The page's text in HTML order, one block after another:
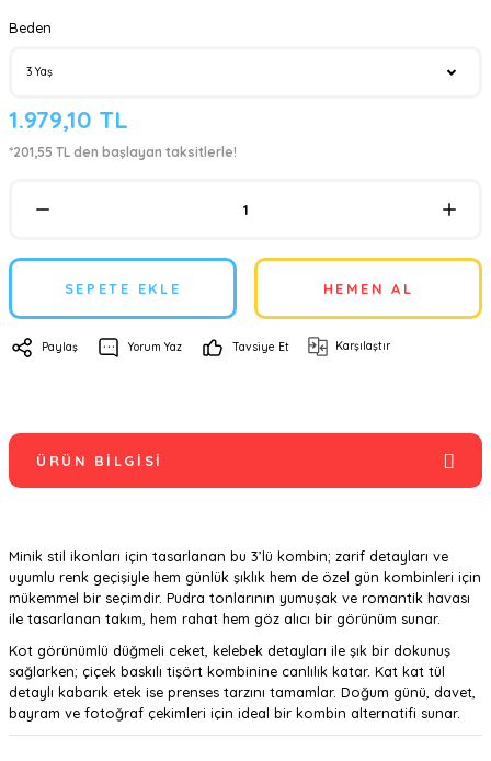
Beden
1.979,10 TL
*201,55 TL den başlayan taksitlerle!
SEPETE EKLE HEMEN AL
Paylaş Yorum Yaz Tavsiye Et Karşılaştır
ÜRÜN BILGISI
Minik stil ikonları için tasarlanan bu 3’lü kombin; zarif detayları ve
uyumlu renk geçişiyle hem günlük şıklık hem de özel gün kombinleri için
mükemmel bir seçimdir. Pudra tonlarının yumuşak ve romantik havası
ile tasarlanan takım, hem rahat hem göz alıcı bir görünüm sunar.
Kot görünümlü düğmeli ceket, kelebek detayları ile şık bir dokunuş
sağlarken; çiçek baskılı tişört kombinine canlılık katar. Kat kat tül
detaylı kabarık etek ise prenses tarzını tamamlar. Doğum günü, davet,
bayram ve fotoğraf çekimleri için ideal bir kombin alternatifi sunar.